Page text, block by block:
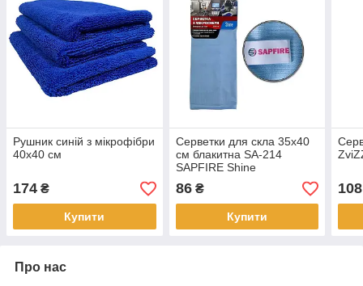
Рушник синій з мікрофібри
40х40 см
174 ₴
Купити
Серветки для скла 35х40
см блакитна SA-214
SAPFIRE Shine
86₴
Купити
108
Про нас